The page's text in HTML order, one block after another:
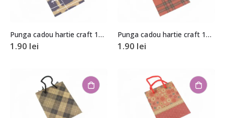
Punga cadou hartie craft 14×11,5x6cm
1.90 lei
Punga cadou hartie craft 14×11,5x6cm
1.90 lei